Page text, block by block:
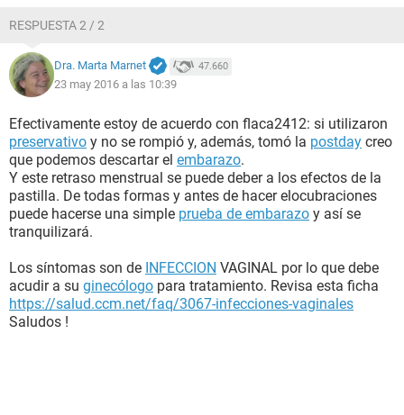
RESPUESTA 2 / 2
Dra. Marta Marnet 47.660
23 may 2016 a las 10:39
Efectivamente estoy de acuerdo con flaca2412: si utilizaron
preservativo y no se rompió y, además, tomó la postday creo
que podemos descartar el embarazo.
Y este retraso menstrual se puede deber a los efectos de la
pastilla. De todas formas y antes de hacer elocubraciones
puede hacerse una simple prueba de embarazo y así se
tranquilizará.
Los síntomas son de INFECCION VAGINAL por lo que debe
acudir a su ginecólogo para tratamiento. Revisa esta ficha
https://salud.ccm.net/faq/3067-infecciones-vaginales
Saludos !